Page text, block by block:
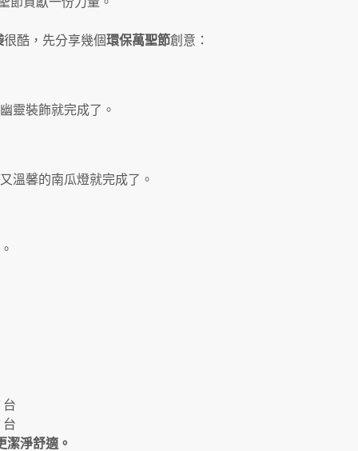
很酷，先分享幾個環保萬聖節創意：
靈裝飾就完成了。
溫馨的南瓜燈就完成了。
台
台
潔淨舒適。